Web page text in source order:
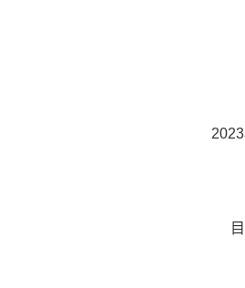
2023
目